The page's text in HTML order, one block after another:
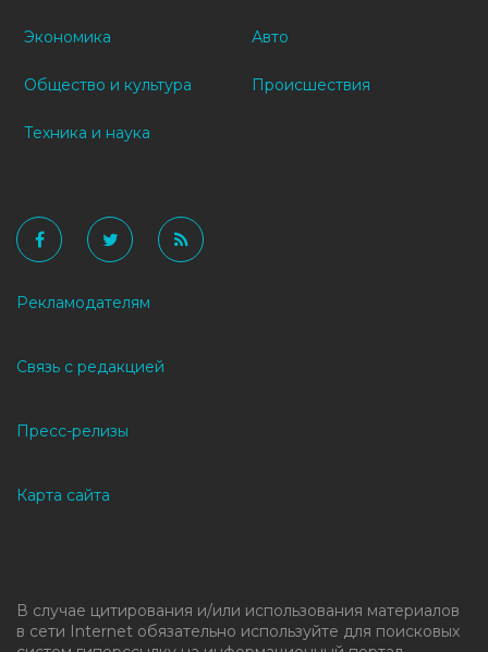
Экономика Авто
Общество и культура Происшествия
Техника и наука
Рекламодателям
Связь с редакцией
Пресс-релизы
Карта сайта
В случае цитирования и/или использования материалов
в сети Internet обязательно используйте для поисковых